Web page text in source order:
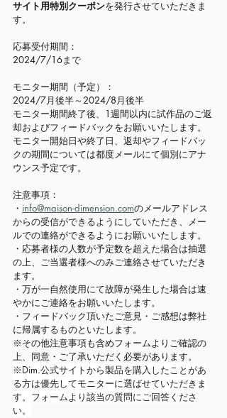
サイト用特別クーポンを発行させていただきま
す。
応募受付期間：
2024/7/16まで
モニター期間（予定）：
2024/7月後半～2024/8月後半
モニター期間終了後、1週間以内に試作品のご返
却およびフィードバックをお願いいたします。
モニター開始日や終了日、返却やフィードバッ
クの期間については都度メールにて個別にアナ
ウンス予定です。
注意事項：
・ info@maison-dimension.comのメールアドレス
からの受信ができるようにしていただき、メー
ルでの連絡ができるようにお願いいたします。
・応募者様の人数が予定数を超えた場合は抽選
の上、ご当選者様へのみご連絡させていただき
ます。
・万が一自然使用にて故障が発生した場合は速
やかにご連絡をお願いいたします。
・フィードバック頂いたご意見・ご感想は弊社
に帰属するものといたします。
※その他注意事項も含めフォームよりご確認の
上、同意・ご了承いただく必要があります。
※Dim.公式サイトから製品を購入したことがあ
る方は優先してモニターに選ばせていただきま
す。フォームより該当の質問にご回答くださ
い。